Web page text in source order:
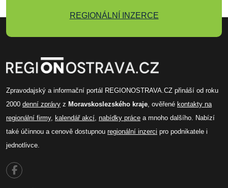
REGIONÁLNÍ INZERCE
Zpravodajský a informační portál REGIONOSTRAVA.CZ přináší od roku
2000 denní zprávy z Moravskoslezského kraje , ověřené kontakty na
regionální firmy, kalendář akcí nabídky práce a mnoho dalšího. Nabízí
také účinnou a cenově dostupnou regionální inzerci pro podnikatele i
jednotlivce.